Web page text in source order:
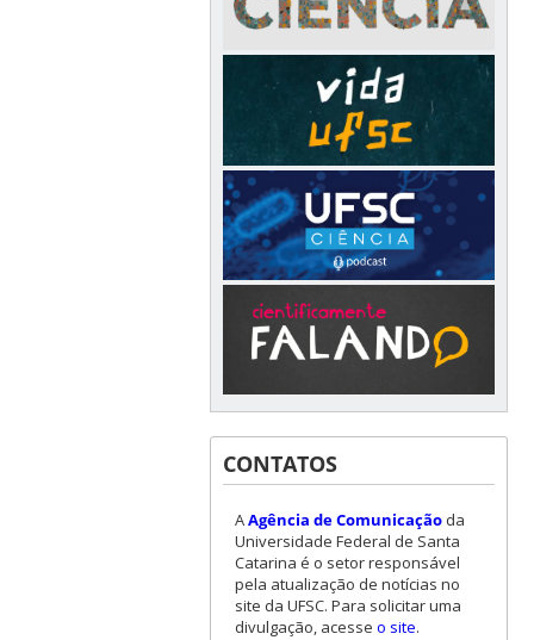
CONTATOS
AAgência de Comunicaçãoda
Universidade Federal de Santa
Catarina é o setor responsável
pela atualização de notícias no
site da UFSC. Para solicitar uma
divulgação, acesse o site.